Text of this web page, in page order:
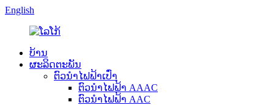
English
ບ້ານ
ຜະລິດຕະພັນ
ຕົວນຳໄຟຟ້າເປົ່າ
ຕົວນຳໄຟຟ້າ AAAC
ຕົວນຳໄຟຟ້າ AAC